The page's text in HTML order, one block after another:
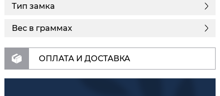
Тип замка
Вес в граммах
ОПЛАТА И ДОСТАВКА